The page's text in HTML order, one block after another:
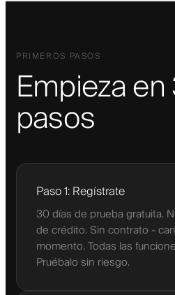
PRIMEROS PASOS
Empieza
pasos
Paso 1: Regístrate
30 días de prueba gratuita.
de crédito. Sin contrato -
momento. Todas las
Pruébalo sin riesgo.